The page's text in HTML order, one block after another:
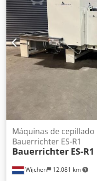
Wijchen 12.081 km
Máquinas de
Bauerrichter ES-R1
Bauerrichter ES-R1